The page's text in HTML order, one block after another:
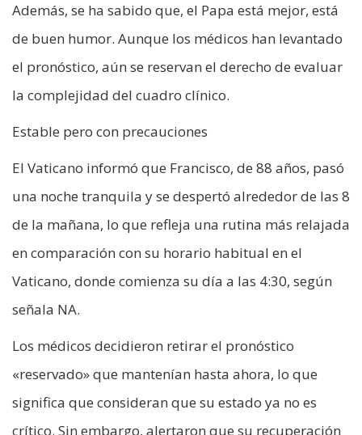
Además, se ha sabido que, el Papa está mejor, está
de buen humor. Aunque los médicos han levantado
el pronóstico, aún se reservan el derecho de evaluar
la complejidad del cuadro clínico.
Estable pero con precauciones
El Vaticano informó que Francisco, de 88 años, pasó
una noche tranquila y se despertó alrededor de las 8
de la mañana, lo que refleja una rutina más relajada
en comparación con su horario habitual en el
Vaticano, donde comienza su día a las 4:30, según
señala NA.
Los médicos decidieron retirar el pronóstico
«reservado» que mantenían hasta ahora, lo que
significa que consideran que su estado ya no es
crítico. Sin embargo, alertaron que su recuperación